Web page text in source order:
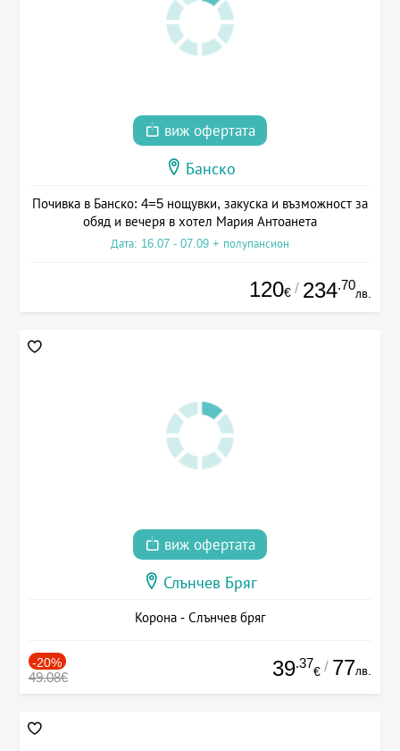
виж офертата
Банско
Почивка в Банско: 4=5 нощувки, закуска и възможност за
обяд и вечеря в хотел Мария Антоанета
Дата: 16.07 - 07.09 + полупансион
120€ / 234.70
лв.
виж офертата
Слънчев Бряг
Корона - Слънчев бряг
-20%
49.08€ 39.37
€ / 77лв.